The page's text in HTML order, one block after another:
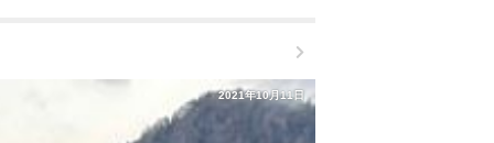
2021年10月11日